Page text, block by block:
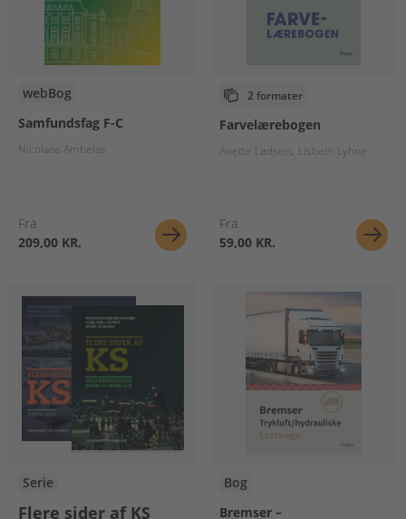
webBog
Samfundsfag F-C
Nicolaos Ambelas
Fra
209,00 KR.
2 formater
Farvelærebogen
Anette Lødsen Lisbeth Lyhne
Fra
59,00 KR.
Serie
Flere sider af KS
Bog
Bremser –